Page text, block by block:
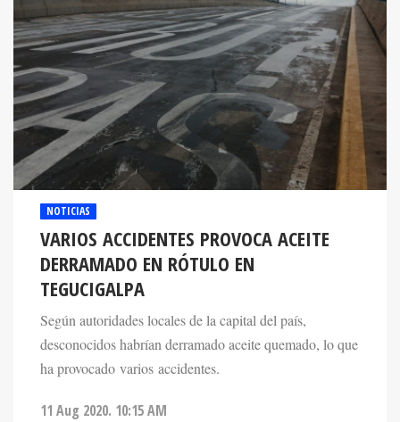
NOTICIAS
VARIOS ACCIDENTES PROVOCA ACEITE
DERRAMADO EN RÓTULO EN
TEGUCIGALPA
Según autoridades locales de la capital del país,
desconocidos habrían derramado aceite quemado, lo que
ha provocado varios accidentes.
11 Aug 2020. 10:15 AM